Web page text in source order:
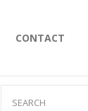
CONTACT